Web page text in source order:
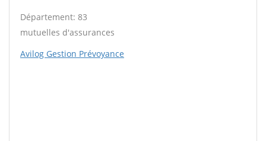
Département: 83
mutuelles d'assurances
Avilog Gestion Prévoyance